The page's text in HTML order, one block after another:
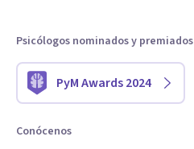
Psicólogos nominados y premiados
PyM Awards 2024
Conócenos